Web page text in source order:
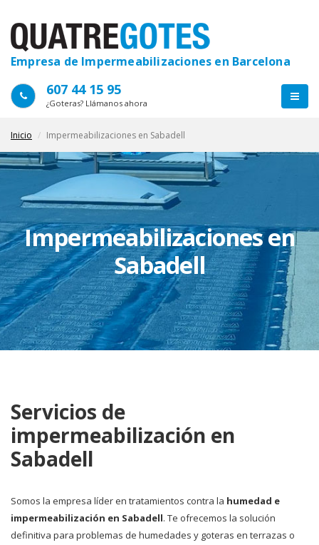
Empresa de Impermeabilizaciones en Barcelona
607 44 15 95
¿Goteras? Llámanos ahora
Inicio Impermeabilizaciones en Sabadell
Impermeabilizaciones en
Sabadell
Servicios de
impermeabilización en
Sabadell
Somos la empresa líder en tratamientos contra la humedad e
impermeabilización en Sabadell. Te ofrecemos la solución
definitiva para problemas de humedades y goteras en terrazas o